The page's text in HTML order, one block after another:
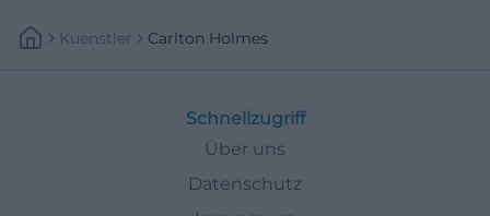
Kuenstler Carlton Holmes
Schnellzugriff
Über uns
Datenschutz